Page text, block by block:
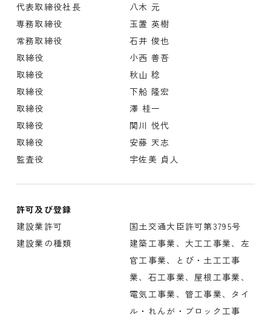
代表取締役社長
八木 元
専務取締役
玉置 英樹
常務取締役
石井 俊也
取締役
小西 善吾
取締役
秋山 稔
取締役
下船 隆宏
取締役
澤 桂一
取締役
関川 悦代
取締役
安藤 天志
監査役
宇佐美 貞人
許可及び登録
建設業許可
国土交通大臣許可第3795号
建設業の種類
建築工事業、大工工事業、左
官工事業、とび・土工工事
業、石工事業、屋根工事業、
電気工事業、管工事業、タイ
ル・れんが・ブロック工事